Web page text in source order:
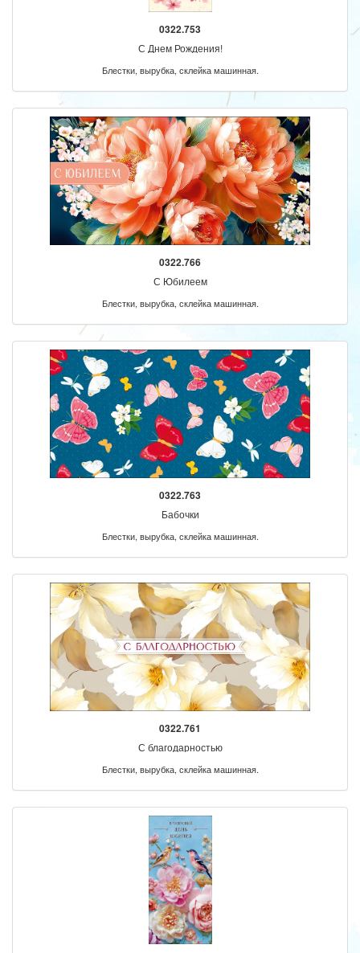
0322.753
С Днем Рождения!
Блестки, вырубка, склейка машинная.
0322.766
С Юбилеем
Блестки, вырубка, склейка машинная.
0322.763
Бабочки
Блестки, вырубка, склейка машинная.
0322.761
С благодарностью
Блестки, вырубка, склейка машинная.